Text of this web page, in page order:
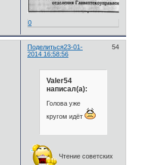
0
Поделиться 54
23-01-
2014 16:58:56
Valer54
написал(а):
Голова уже
кругом идёт
Чтение советских